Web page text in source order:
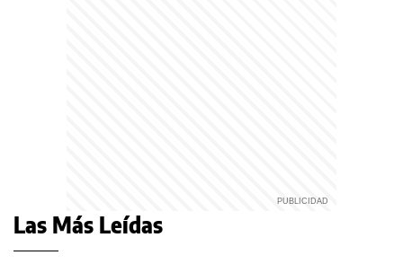
Las Más Leídas